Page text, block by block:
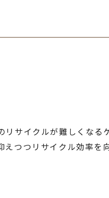
サイクルが難しくなる
つつリサイクル効率を